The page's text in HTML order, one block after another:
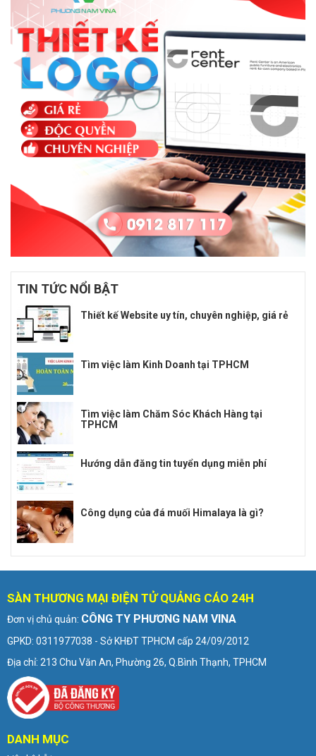
TIN TỨC NỔI BẬT
Thiết kế Website uy tín, chuyên nghiệp, giá rẻ
Tìm việc làm Kinh Doanh tại TPHCM
Tìm việc làm Chăm Sóc Khách Hàng tại
TPHCM
Hướng dẫn đăng tin tuyển dụng miễn phí
Công dụng của đá muối Himalaya là gì?
SÀN THƯƠNG MẠI ĐIỆN TỬ QUẢNG CÁO 24H
Đơn vị chủ quản: CÔNG TY PHƯƠNG NAM VINA
GPKD: 0311977038 - Sở KHĐT TPHCM cấp 24/09/2012
Địa chỉ: 213 Chu Văn An, Phường 26, Q.Bình Thạnh, TPHCM
DANH MỤC